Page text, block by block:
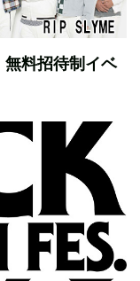
無料招待制イベ